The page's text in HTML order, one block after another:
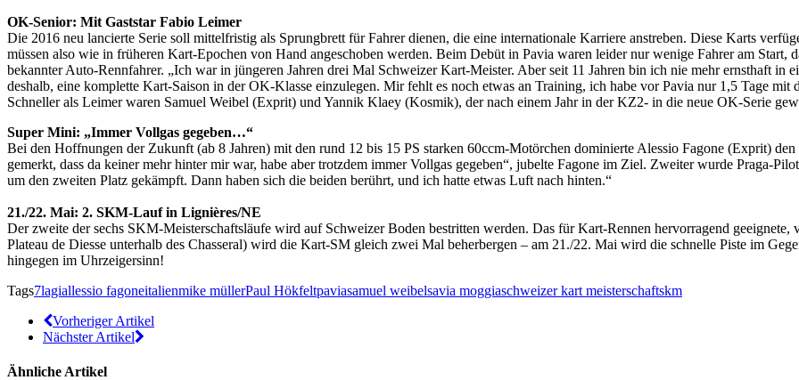
OK-Senior: Mit Gaststar Fabio Leimer
Die 2016 neu lancierte Serie soll mittelfristig als Sprungbrett für Fahrer dienen, die eine internationale Karriere anstreben. Diese Karts
müssen also wie in früheren Kart-Epochen von Hand angeschoben werden. Beim Debüt in Pavia waren leider nur wenige Fahrer am
bekannter Auto-Rennfahrer. „Ich war in jüngeren Jahren drei Mal Schweizer Kart-Meister. Aber seit 11 Jahren bin ich nie mehr ernsthaft in
deshalb, eine komplette Kart-Saison in der OK-Klasse einzulegen. Mir fehlt es noch etwas an Training, ich habe vor Pavia nur 1,5 Tage
Schneller als Leimer waren Samuel Weibel (Exprit) und Yannik Klaey (Kosmik), der nach einem Jahr in der KZ2- in die neue OK-Serie
Super Mini: „Immer Vollgas gegeben…“
Bei den Hoffnungen der Zukunft (ab 8 Jahren) mit den rund 12 bis 15 PS starken 60ccm-Motörchen dominierte Alessio Fagone (Exprit)
gemerkt, dass da keiner mehr hinter mir war, habe aber trotzdem immer Vollgas gegeben“, jubelte Fagone im Ziel. Zweiter wurde Praga-
um den zweiten Platz gekämpft. Dann haben sich die beiden berührt, und ich hatte etwas Luft nach hinten.“
21./22. Mai: 2. SKM-Lauf in Lignières/NE
Der zweite der sechs SKM-Meisterschaftsläufe wird auf Schweizer Boden bestritten werden. Das für Kart-Rennen hervorragend
Plateau de Diesse unterhalb des Chasseral) wird die Kart-SM gleich zwei Mal beherbergen – am 21./22. Mai wird die schnelle Piste im
hingegen im Uhrzeigersinn!
Tags7lagiallessio fagoneitalienmike müllerPaul Hökfeltpaviasamuel weibelsavia moggiaschweizer kart meisterschaftskm
Vorheriger Artikel
Nächster Artikel
Ähnliche Artikel